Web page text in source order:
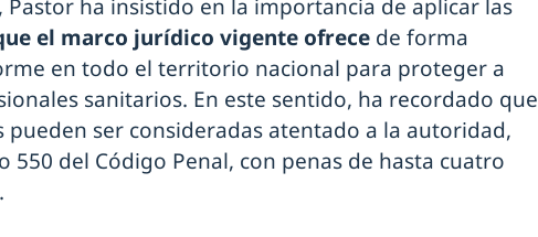
Pastor ha insistido en la importancia de aplicar las
el marco jurídico vigente ofrece de forma
en todo el territorio nacional para proteger a
sanitarios. En este sentido, ha recordado que
pueden ser consideradas atentado a la autoridad,
550 del Código Penal, con penas de hasta cuatro